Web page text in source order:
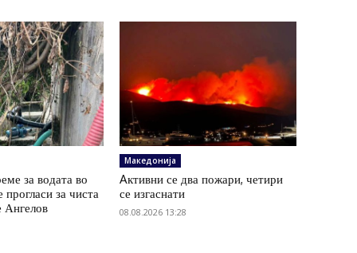
за водата во
прогласи за чиста
Ангелов
Македонија
Aктивни се два пожари, четири
се изгаснати
08.08.2026 13:28